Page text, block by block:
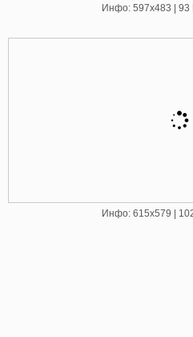
Инфо: 597х483 | 93
Инфо: 615х579 |